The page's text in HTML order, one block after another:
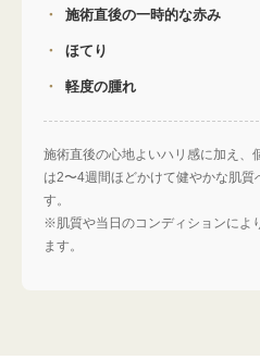
施術直後の一時的な赤み
ほてり
軽度の腫れ
施術直後の心地よいハリ感に加え、
は2〜4週間ほどかけて健やかな肌質
す。
※肌質や当日のコンディションによ
ます。